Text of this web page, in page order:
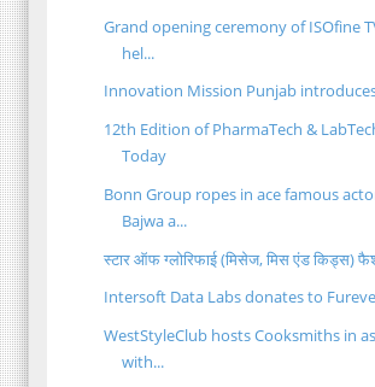
Grand opening ceremony of ISOfine
hel...
Innovation Mission Punjab
12th Edition of PharmaTech &
Today
Bonn Group ropes in ace famous
Bajwa a...
स्टार ऑफ ग्लोरिफाई (मिसेज, मिस एंड किड्स)
Intersoft Data Labs donates to
WestStyleClub hosts Cooksmiths in
with...